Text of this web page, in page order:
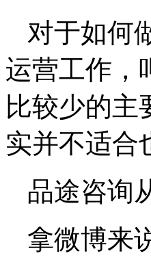
对于如何
运营工作，
比较少的主
实并不适合
品途咨询
拿微博来